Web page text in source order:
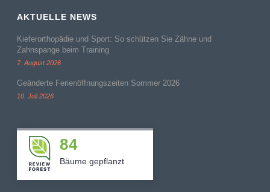
AKTUELLE NEWS
Kieferorthopädie und Sport: So schützen Sie Zähne und
Zahnspange beim Training
7. August 2026
Geänderte Ferienöffnungszeiten Sommer 2026
10. Juli 2026
84
Bäume gepflanzt